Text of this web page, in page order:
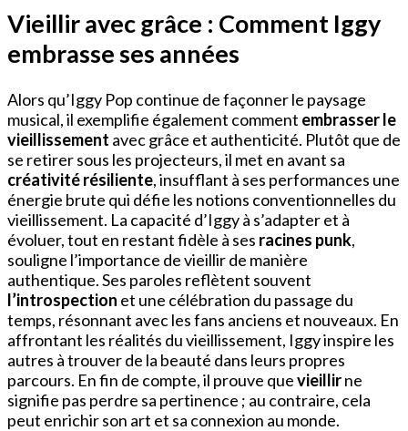
Vieillir avec grâce : Comment Iggy
embrasse ses années
Alors qu’Iggy Pop continue de façonner le paysage
musical, il exemplifie également comment embrasser le
vieillissement avec grâce et authenticité. Plutôt que de
se retirer sous les projecteurs, il met en avant sa
créativité résiliente, insufflant à ses performances une
énergie brute qui défie les notions conventionnelles du
vieillissement. La capacité d’Iggy à s’adapter et à
évoluer, tout en restant fidèle à ses racines punk,
souligne l’importance de vieillir de manière
authentique. Ses paroles reflètent souvent
l’introspection et une célébration du passage du
temps, résonnant avec les fans anciens et nouveaux. En
affrontant les réalités du vieillissement, Iggy inspire les
autres à trouver de la beauté dans leurs propres
parcours. En fin de compte, il prouve quevieillirne
signifie pas perdre sa pertinence ; au contraire, cela
peut enrichir son art et sa connexion au monde.